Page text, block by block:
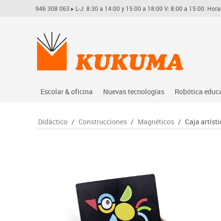
946 308 063 ▸ L-J: 8:30 a 14:00 y 15:00 a 18:00 V: 8:00 a 15:00.
Escolar & oficina
Archivo
Informática
Manualidades
Material escolar
Nuevas tecnologías
Audio
Soportes
Videoconferencia
Videoproyección
Robótica
Arduino
Didáctico / Construcciones / Magnéticos / Caja